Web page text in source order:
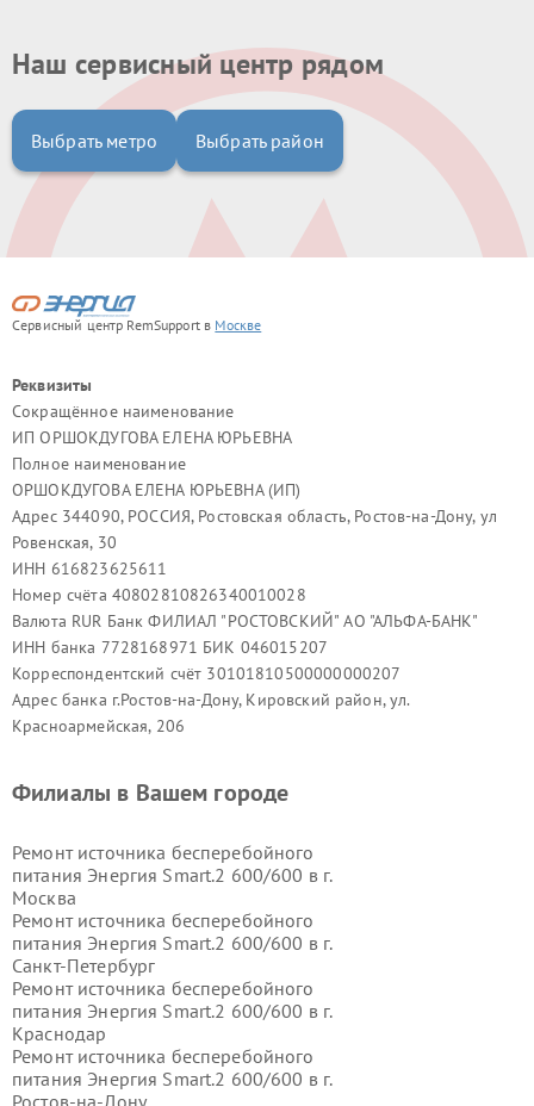
Наш сервисный центр рядом
Выбрать метро Выбрать район
Сервисный центр RemSupport в Москве
Реквизиты
Сокращённое наименование
ИП ОРШОКДУГОВА ЕЛЕНА ЮРЬЕВНА
Полное наименование
ОРШОКДУГОВА ЕЛЕНА ЮРЬЕВНА (ИП)
Адрес 344090, РОССИЯ, Ростовская область, Ростов-на-Дону, ул
Ровенская, 30
ИНН 616823625611
Номер счёта 40802810826340010028
Валюта RUR Банк ФИЛИАЛ "РОСТОВСКИЙ" АО "АЛЬФА-БАНК"
ИНН банка 7728168971 БИК 046015207
Корреспондентский счёт 30101810500000000207
Адрес банка г.Ростов-на-Дону, Кировский район, ул.
Красноармейская, 206
Филиалы в Вашем городе
Ремонт источника бесперебойного
питания Энергия Smart.2 600/600 в г.
Москва
Ремонт источника бесперебойного
питания Энергия Smart.2 600/600 в г.
Санкт-Петербург
Ремонт источника бесперебойного
питания Энергия Smart.2 600/600 в г.
Краснодар
Ремонт источника бесперебойного
питания Энергия Smart.2 600/600 в г.